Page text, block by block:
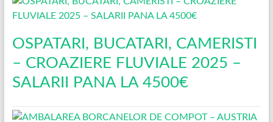
OSPATARI, BUCATARI, CAMERISTI
– CROAZIERE FLUVIALE 2025 –
SALARII PANA LA 4500€